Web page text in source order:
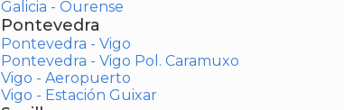
Galicia - Ourense
Pontevedra
Pontevedra - Vigo
Pontevedra - Vigo Pol. Caramuxo
Vigo - Aeropuerto
Vigo - Estación Guixar